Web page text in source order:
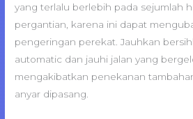
yang terlalu berlebih pada sejumlah
pergantian, karena ini dapat
pengeringan perekat. Jauhkan
automatic dan jauhi jalan yang
mengakibatkan penekanan
anyar dipasang.